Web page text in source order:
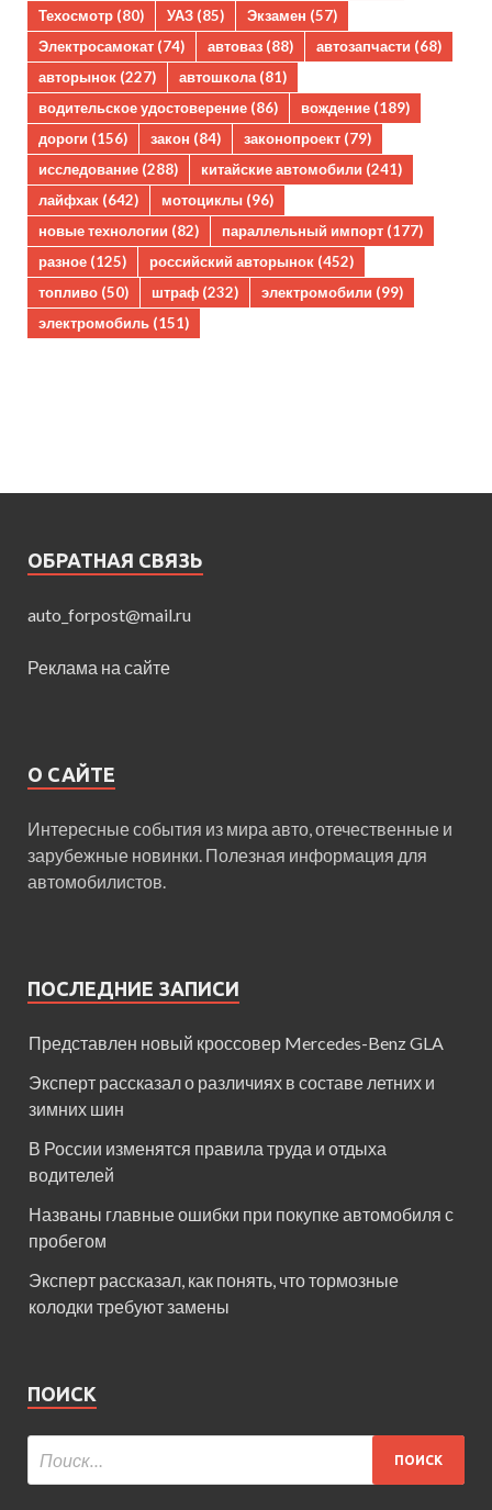
Техосмотр (80) УАЗ (85) Экзамен (57)
Электросамокат (74) автоваз (88) автозапчасти (68)
авторынок (227) автошкола(81)
водительское удостоверение (86) вождение (189)
дороги (156) закон (84) законопроект (79)
исследование (288) китайские автомобили (241)
лайфхак (642) мотоциклы (96)
новые технологии (82) параллельный импорт (177)
разное (125) российский авторынок (452)
топливо (50) штраф (232) электромобили (99)
электромобиль (151)
ОБРАТНАЯ СВЯЗЬ
auto_forpost@mail.ru
Реклама на сайте
О САЙТЕ
Интересные события из мира авто, отечественные и
зарубежные новинки. Полезная информация для
автомобилистов.
ПОСЛЕДНИЕ ЗАПИСИ
Представлен новый кроссовер Mercedes-Benz GLA
Эксперт рассказал о различиях в составе летних и
зимних шин
В России изменятся правила труда и отдыха
водителей
Названы главные ошибки при покупке автомобиля с
пробегом
Эксперт рассказал, как понять, что тормозные
колодки требуют замены
ПОИСК